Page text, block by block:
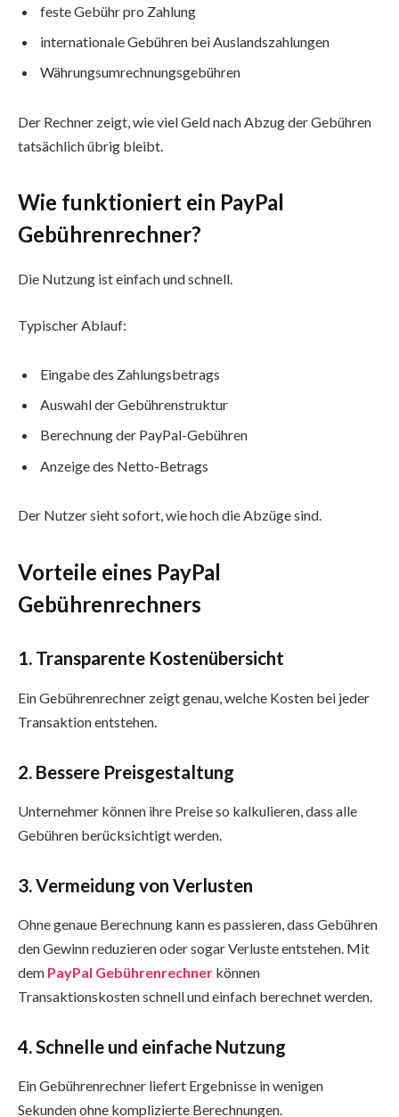
feste Gebühr pro Zahlung
internationale Gebühren bei Auslandszahlungen
Währungsumrechnungsgebühren
Der Rechner zeigt, wie viel Geld nach Abzug der Gebühren
tatsächlich übrig bleibt.
Wie funktioniert ein PayPal
Gebührenrechner?
Die Nutzung ist einfach und schnell.
Typischer Ablauf:
Eingabe des Zahlungsbetrags
Auswahl der Gebührenstruktur
Berechnung der PayPal-Gebühren
Anzeige des Netto-Betrags
Der Nutzer sieht sofort, wie hoch die Abzüge sind.
Vorteile eines PayPal
Gebührenrechners
1. Transparente Kostenübersicht
Ein Gebührenrechner zeigt genau, welche Kosten bei jeder
Transaktion entstehen.
2. Bessere Preisgestaltung
Unternehmer können ihre Preise so kalkulieren, dass alle
Gebühren berücksichtigt werden.
3. Vermeidung von Verlusten
Ohne genaue Berechnung kann es passieren, dass Gebühren
den Gewinn reduzieren oder sogar Verluste entstehen. Mit
dem PayPal Gebührenrechner können
Transaktionskosten schnell und einfach berechnet werden.
4. Schnelle und einfache Nutzung
Ein Gebührenrechner liefert Ergebnisse in wenigen
Sekunden ohne komplizierte Berechnungen.